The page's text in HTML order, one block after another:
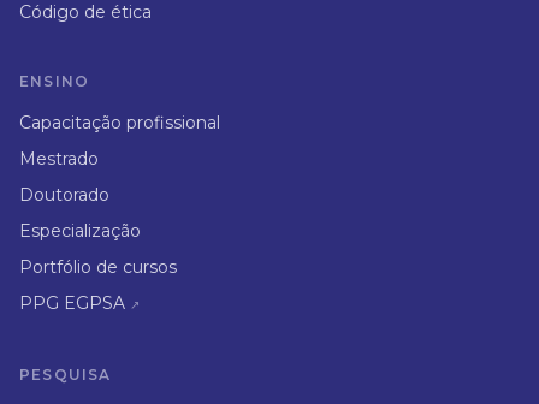
Código de ética
ENSINO
Capacitação profissional
Mestrado
Doutorado
Especialização
Portfólio de cursos
PPG EGPSA ↗
PESQUISA